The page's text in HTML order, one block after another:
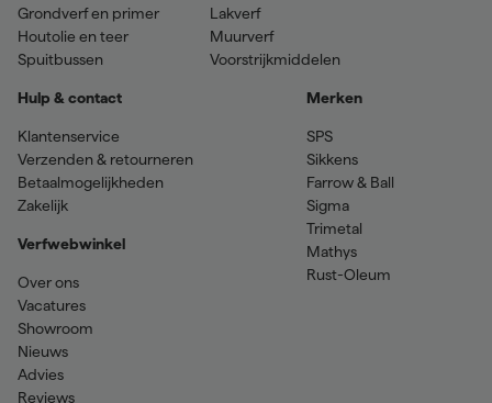
Grondverf en primer
Houtolie en teer
Spuitbussen
Lakverf
Muurverf
Voorstrijkmiddelen
Hulp & contact
Klantenservice
Verzenden & retourneren
Betaalmogelijkheden
Zakelijk
Verfwebwinkel
Over ons
Vacatures
Showroom
Nieuws
Advies
Reviews
Merken
SPS
Sikkens
Farrow & Ball
Sigma
Trimetal
Mathys
Rust-Oleum